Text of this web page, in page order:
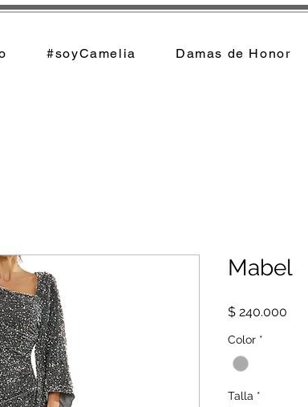
#soyCamelia Damas de Honor
Mabel
$ 240.000
Color *
Talla *